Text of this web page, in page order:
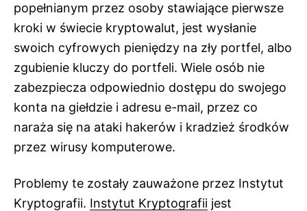
popełnianym przez osoby stawiające pierwsze
kroki w świecie kryptowalut, jest wysłanie
swoich cyfrowych pieniędzy na zły portfel, albo
zgubienie kluczy do portfeli. Wiele osób nie
zabezpiecza odpowiednio dostępu do swojego
konta na giełdzie i adresu e-mail, przez co
naraża się na ataki hakerów i kradzież środków
przez wirusy komputerowe.
Problemy te zostały zauważone przez Instytut
Kryptografii. Instytut Kryptografii jest